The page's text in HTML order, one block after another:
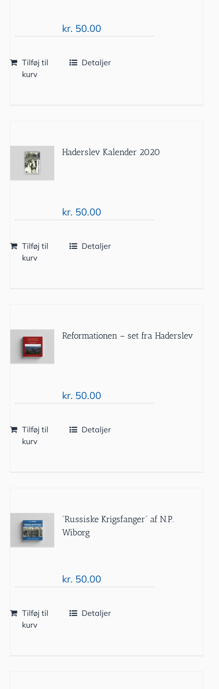
kr. 50.00
Tilføj til
kurv
Detaljer
Haderslev Kalender 2020
kr. 50.00
Tilføj til
kurv
Detaljer
Reformationen – set fra Haderslev
kr. 50.00
Tilføj til
kurv
Detaljer
“Russiske Krigsfanger” af N.P.
Wiborg
kr. 50.00
Tilføj til
kurv
Detaljer